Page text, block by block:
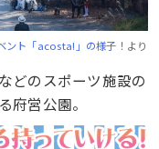
ント「acosta!」の様子！ より
どのスポーツ施設の
府営公園。